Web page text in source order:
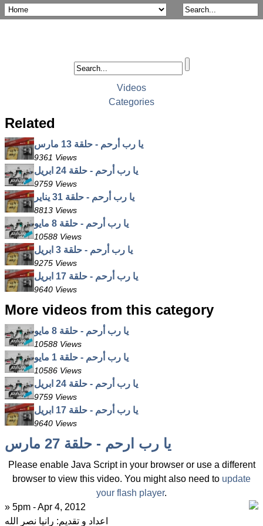
Videos
Categories
Related
يا رب أرحم - حلقة 13 مارس
9361 Views
يا رب أرحم - حلقة 24 ابريل
9759 Views
يا رب أرحم - حلقة 31 يناير
8813 Views
يا رب أرحم - حلقة 8 مايو
10588 Views
يا رب أرحم - حلقة 3 ابريل
9275 Views
يا رب أرحم - حلقة 17 ابريل
9640 Views
More videos from this category
يا رب أرحم - حلقة 8 مايو
10588 Views
يا رب أرحم - حلقة 1 مايو
10586 Views
يا رب أرحم - حلقة 24 ابريل
9759 Views
يا رب أرحم - حلقة 17 ابريل
9640 Views
يا رب ارحم - حلقة 27 مارس
Please enable Java Script in your browser or use a different
browser to view this video. You might also need to update
your flash player.
» 5pm - Apr 4, 2012
اعداد و تقديم: رانيا نصر الله